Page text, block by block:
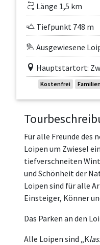
Länge 1,5 km
Tiefpunkt 748 m
Ausgewiesene
Hauptstartort:
Kostenfrei
Für alle Freunde des
Loipen um Zwiesel
tiefverschneiten
und Schönheit der
Loipen sind für alle
Einsteiger, Könner
Das Parken an den
Alle Loipen sind „K